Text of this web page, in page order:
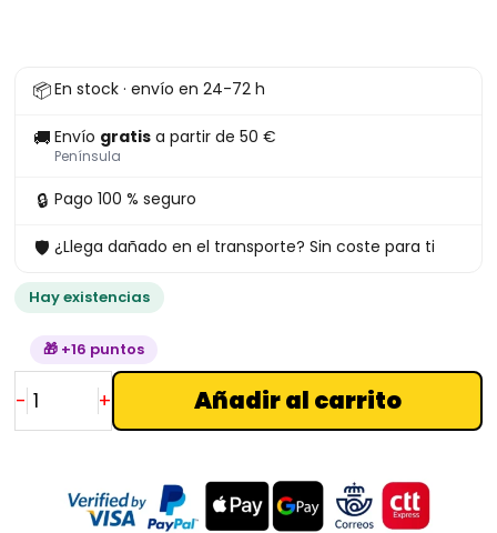
📦En stock · envío en 24-72 h
🚚 Envío gratis a partir de 50 €
Península
🔒 Pago 100 % seguro
🛡 ¿Llega dañado en el transporte? Sin coste para ti
Hay existencias
🎁 +16 puntos
-
Pop
Frodo
Baggins
1832
El
Señor
de
los
Anillos
cantidad
+ Añadir al carrito